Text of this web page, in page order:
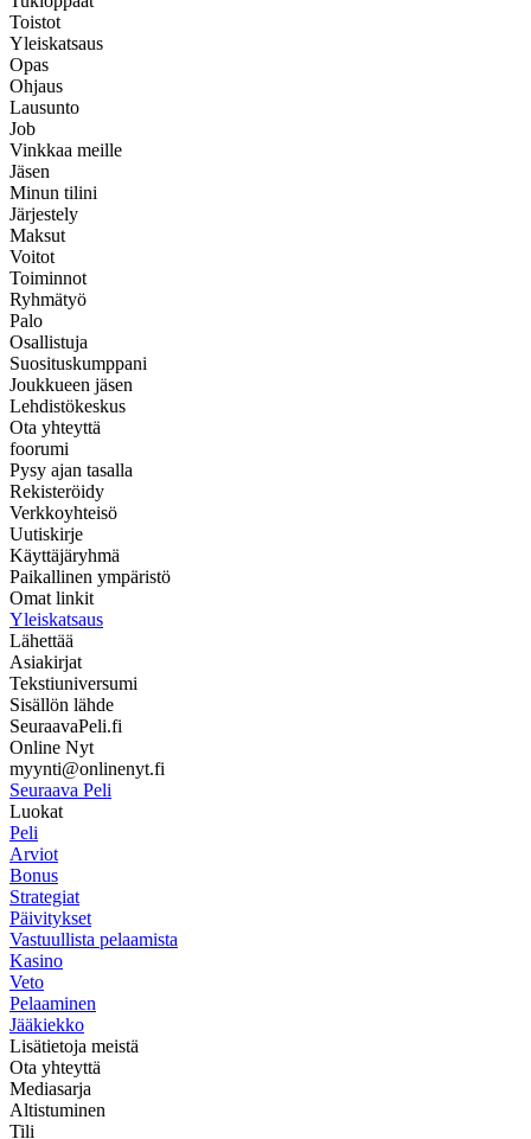
Toistot
Yleiskatsaus
Opas
Ohjaus
Lausunto
Job
Vinkkaa meille
Jäsen
Minun tilini
Järjestely
Maksut
Voitot
Toiminnot
Ryhmätyö
Palo
Osallistuja
Suosituskumppani
Joukkueen jäsen
Lehdistökeskus
Ota yhteyttä
foorumi
Pysy ajan tasalla
Rekisteröidy
Verkkoyhteisö
Uutiskirje
Käyttäjäryhmä
Paikallinen ympäristö
Omat linkit
Yleiskatsaus
Lähettää
Asiakirjat
Tekstiuniversumi
Sisällön lähde
SeuraavaPeli.fi
Online Nyt
myynti@onlinenyt.fi
Seuraava Peli
Luokat
Peli
Arviot
Bonus
Strategiat
Päivitykset
Vastuullista pelaamista
Kasino
Veto
Pelaaminen
Jääkiekko
Lisätietoja meistä
Ota yhteyttä
Mediasarja
Altistuminen
Tili